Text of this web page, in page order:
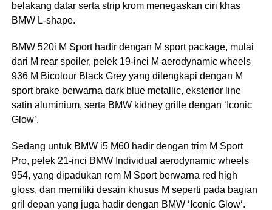
belakang datar serta strip krom menegaskan ciri khas
BMW L-shape.
BMW 520i M Sport hadir dengan M sport package, mulai
dari M rear spoiler, pelek 19-inci M aerodynamic wheels
936 M Bicolour Black Grey yang dilengkapi dengan M
sport brake berwarna dark blue metallic, eksterior line
satin aluminium, serta BMW kidney grille dengan ‘Iconic
Glow’.
Sedang untuk BMW i5 M60 hadir dengan trim M Sport
Pro, pelek 21-inci BMW Individual aerodynamic wheels
954, yang dipadukan rem M Sport berwarna red high
gloss, dan memiliki desain khusus M seperti pada bagian
gril depan yang juga hadir dengan BMW ‘Iconic Glow‘.